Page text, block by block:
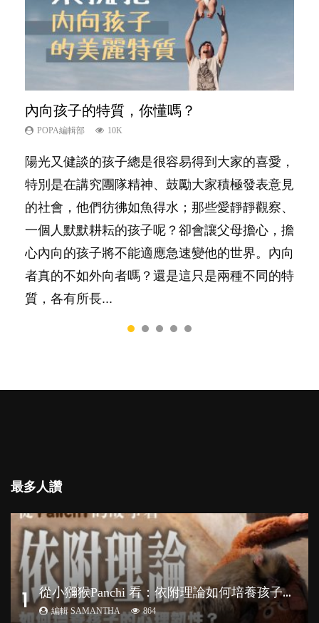
內向孩子的特質，你懂嗎？
POPA編輯部 10K
陽光又健談的孩子總是很容易得到大家的喜愛，
特別是在講究團隊精神、鼓勵大家積極發表意見
的社會，他們彷彿如魚得水；那些愛靜靜觀察、
一個人默默耕耘的孩子呢？卻會讓父母擔心，擔
心內向的孩子將不能適應急速變他的世界。內向
者真的不如外向者嗎？還是這只是兩種不同的特
質，各有所長...
夫妻必看！經營婚姻，沒捷徑
POPA編輯部 22.9K
你是不是也曾經以為只要跟相愛的人結婚，就自
然能走到白頭，但生了孩子卻發現事情不如你所
料？ 經營婚姻，不如我們想像的簡單，卻也不
是大家說得那麼難。一起來認識婚姻的真相！...
新手父母不用怕
POPA編輯部 16.3K
相信許多人初為人父母，由懷孕開始到孩子呱呱
落地，心中都有數之不盡的問題～這裡一次過集
合我們以往製作過的相關短片。 這段路讓我們
跟你同行～...
想孩子學好外語，點做好？
POPA編輯部 9.9K
有人話學多種語言越早開始越好，有人卻說一時
間太多語言，會令孩子感到混淆，到底誰是誰
非？聽聽專家怎樣說，解開語言學習的迷思～...
孩子能力天注定？
POPA編輯部 7.9K
很多父母都希望孩子係個「叻仔叻女」，學業別
太差，日常自理井井有條。這樣的孩子是萬中無
一，還是魚與熊掌，不能兼得？...
最多人讚
1 從
小獼猴Panchi 看：依附理論如何培養孩子心理韌性？
編輯 SAMANTHA 864